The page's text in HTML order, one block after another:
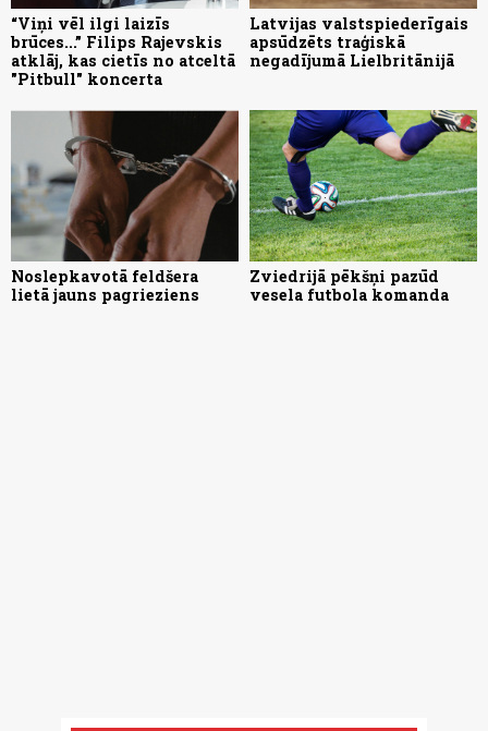
“Viņi vēl ilgi laizīs
brūces...” Filips Rajevskis
atklāj, kas cietīs no atceltā
"Pitbull" koncerta
Latvijas valstspiederīgais
apsūdzēts traģiskā
negadījumā Lielbritānijā
Noslepkavotā feldšera
lietā jauns pagrieziens
Zviedrijā pēkšņi pazūd
vesela futbola komanda